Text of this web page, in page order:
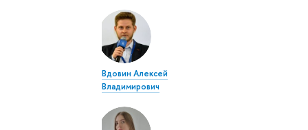
Вдовин Алексей
Владимирович